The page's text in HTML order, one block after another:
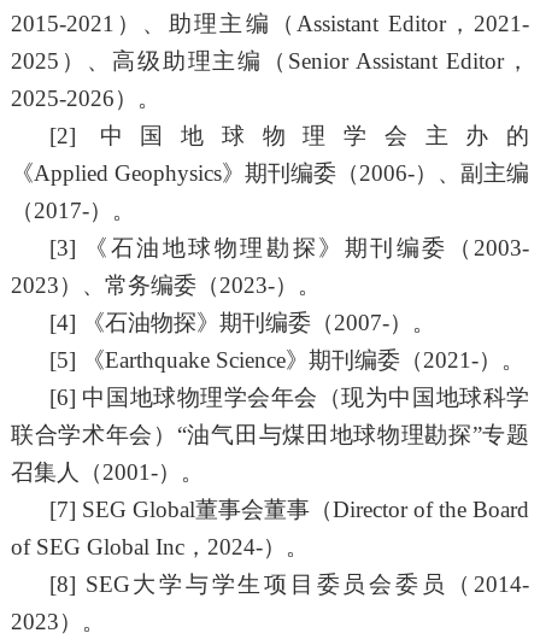
2015-2021 ）、助理主编（ Assistant Editor， 2021-
2025 ）、高级助理主编（ Senior Assistant Editor，
2025-2026）。
[2] 中国地球物理学会主办的
《Applied Geophysics》期刊编委（2006-）、副主编
（2017-）。
[3]
《石油地球物理勘探》期刊编委（ 2003-
2023）、常务编委（2023-）。
[4] 《石油物探》期刊编委（2007-）。
[5]
《Earthquake Science》期刊编委（2021-）。
[6] 中国地球物理学会年会（现为中国地球科学
联合学术年会） “油气田与煤田地球物理勘探”专题
召集人（2001-）。
[7] SEG Global董事会董事（Director of the Board
of SEG Global Inc， 2024-）。
[8] SEG大学与学生项目委员会委员（2014-
2023）。